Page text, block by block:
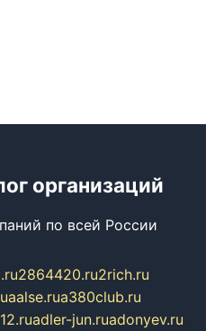
организаций
по всей России
2864420.ru2rich.ru
aalse.rua380club.ru
adler-jun.ruadonyev.ru